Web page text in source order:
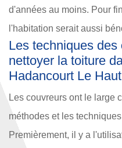
d'années au moins. Pour
l'habitation serait aussi
Les techniques des
nettoyer la toiture
Hadancourt Le
Les couvreurs ont le large
méthodes et les
Premièrement, il y a